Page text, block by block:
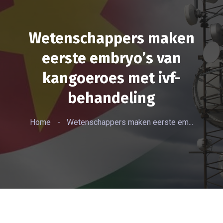
Wetenschappers maken
eerste embryo’s van
kangoeroes met ivf-
behandeling
Home - Wetenschappers maken eerste em...